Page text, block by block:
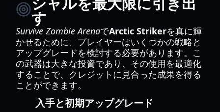
す
Survive Zombie ArenaでArctic Strikerを真に輝
かせるために、プレイヤーはいくつかの戦略と
アップグレードを検討する必要があります。こ
の武器は大きな投資であり、その使用を最適化
することで、クレジットに見合った成果を得る
ことができます。
入手と初期アップグレード